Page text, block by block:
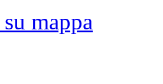
mappa